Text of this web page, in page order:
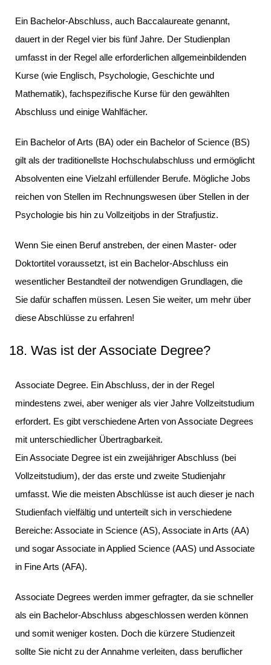
Ein Bachelor-Abschluss, auch Baccalaureate genannt,
dauert in der Regel vier bis fünf Jahre. Der Studienplan
umfasst in der Regel alle erforderlichen allgemeinbildenden
Kurse (wie Englisch, Psychologie, Geschichte und
Mathematik), fachspezifische Kurse für den gewählten
Abschluss und einige Wahlfächer.
Ein Bachelor of Arts (BA) oder ein Bachelor of Science (BS)
gilt als der traditionellste Hochschulabschluss und ermöglicht
Absolventen eine Vielzahl erfüllender Berufe. Mögliche Jobs
reichen von Stellen im Rechnungswesen über Stellen in der
Psychologie bis hin zu Vollzeitjobs in der Strafjustiz.
Wenn Sie einen Beruf anstreben, der einen Master- oder
Doktortitel voraussetzt, ist ein Bachelor-Abschluss ein
wesentlicher Bestandteil der notwendigen Grundlagen, die
Sie dafür schaffen müssen. Lesen Sie weiter, um mehr über
diese Abschlüsse zu erfahren!
18. Was ist der Associate Degree?
Associate Degree. Ein Abschluss, der in der Regel
mindestens zwei, aber weniger als vier Jahre Vollzeitstudium
erfordert. Es gibt verschiedene Arten von Associate Degrees
mit unterschiedlicher Übertragbarkeit.
Ein Associate Degree ist ein zweijähriger Abschluss (bei
Vollzeitstudium), der das erste und zweite Studienjahr
umfasst. Wie die meisten Abschlüsse ist auch dieser je nach
Studienfach vielfältig und unterteilt sich in verschiedene
Bereiche: Associate in Science (AS), Associate in Arts (AA)
und sogar Associate in Applied Science (AAS) und Associate
in Fine Arts (AFA).
Associate Degrees werden immer gefragter, da sie schneller
als ein Bachelor-Abschluss abgeschlossen werden können
und somit weniger kosten. Doch die kürzere Studienzeit
sollte Sie nicht zu der Annahme verleiten, dass beruflicher